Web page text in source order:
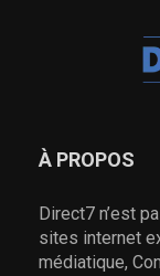
À PROPOS
Direct7 n’est
sites internet
médiatique,